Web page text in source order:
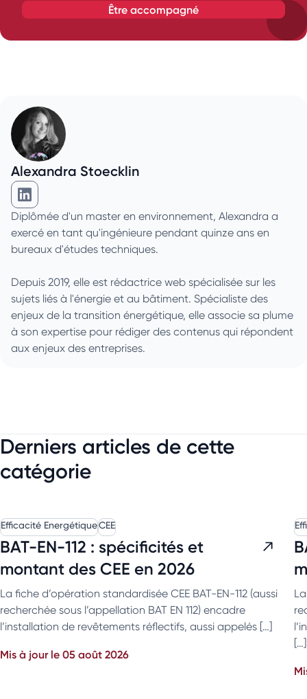
être accompagné
Alexandra Stoecklin
Alexandra Stoecklin sur Linkedin
Diplômée d'un master en environnement, Alexandra a
exercé en tant qu'ingénieure pendant quinze ans en
bureaux d'études techniques.
Depuis 2019, elle est rédactrice web spécialisée sur les
sujets liés à l'énergie et au bâtiment. Spécialiste des
enjeux de la transition énergétique, elle associe sa plume
à son expertise pour rédiger des contenus qui répondent
aux enjeux des entreprises.
Derniers articles de cette
catégorie
Efficacité EnergétiqueCEE
BAT-EN-112 : spécificités et
montant des CEE en 2026
La fiche d’opération standardisée CEE BAT-EN-112 (aussi
recherchée sous l’appellation BAT EN 112) encadre
l’installation de revêtements réflectifs, aussi appelés […]
Mis à jour le 05 août 2026
[…]